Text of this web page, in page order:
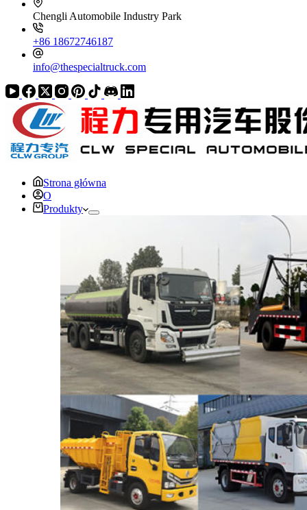
Chengli Automobile Industry Park
+86 18672746187
info@thespecialtruck.com
Strona główna
O
Produkty